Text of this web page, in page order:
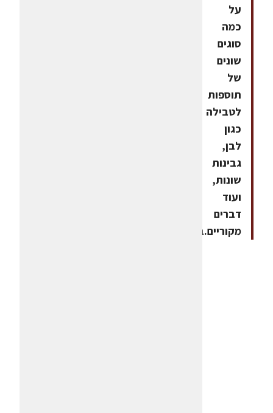
על
כמה
סוגים
שונים
של
תוספות
לטבילה
כגון
לבן,
גבינות
שונות,
ועוד
דברים
מקוריים.בתיאבון!